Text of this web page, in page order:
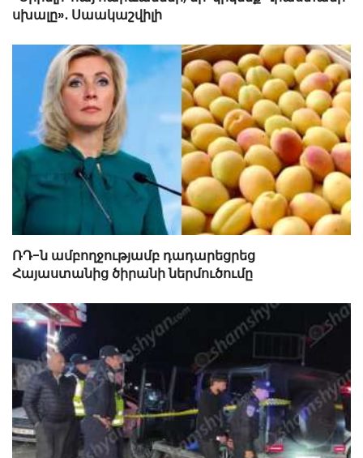
սխալը»․ Սաակաշվիլի
ՌԴ-ն ամբողջությամբ դադարեցրեց
Հայաստանից ծիրանի ներմուծումը